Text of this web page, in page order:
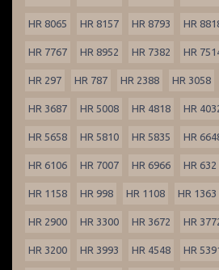
HR 8065 HR 8157 HR 8793 HR
HR 7767 HR 8952 HR 7382 HR
HR 297 HR 787 HR 2388 HR 3058
HR 3687 HR 5008 HR 4818 HR
HR 5658 HR 5810 HR 5835 HR
HR 6106 HR 7007 HR 6966 HR 632
HR 1158 HR 998 HR 1108 HR 1363
HR 2900 HR 3300 HR 3672 HR
HR 3200 HR 3993 HR 4548 HR